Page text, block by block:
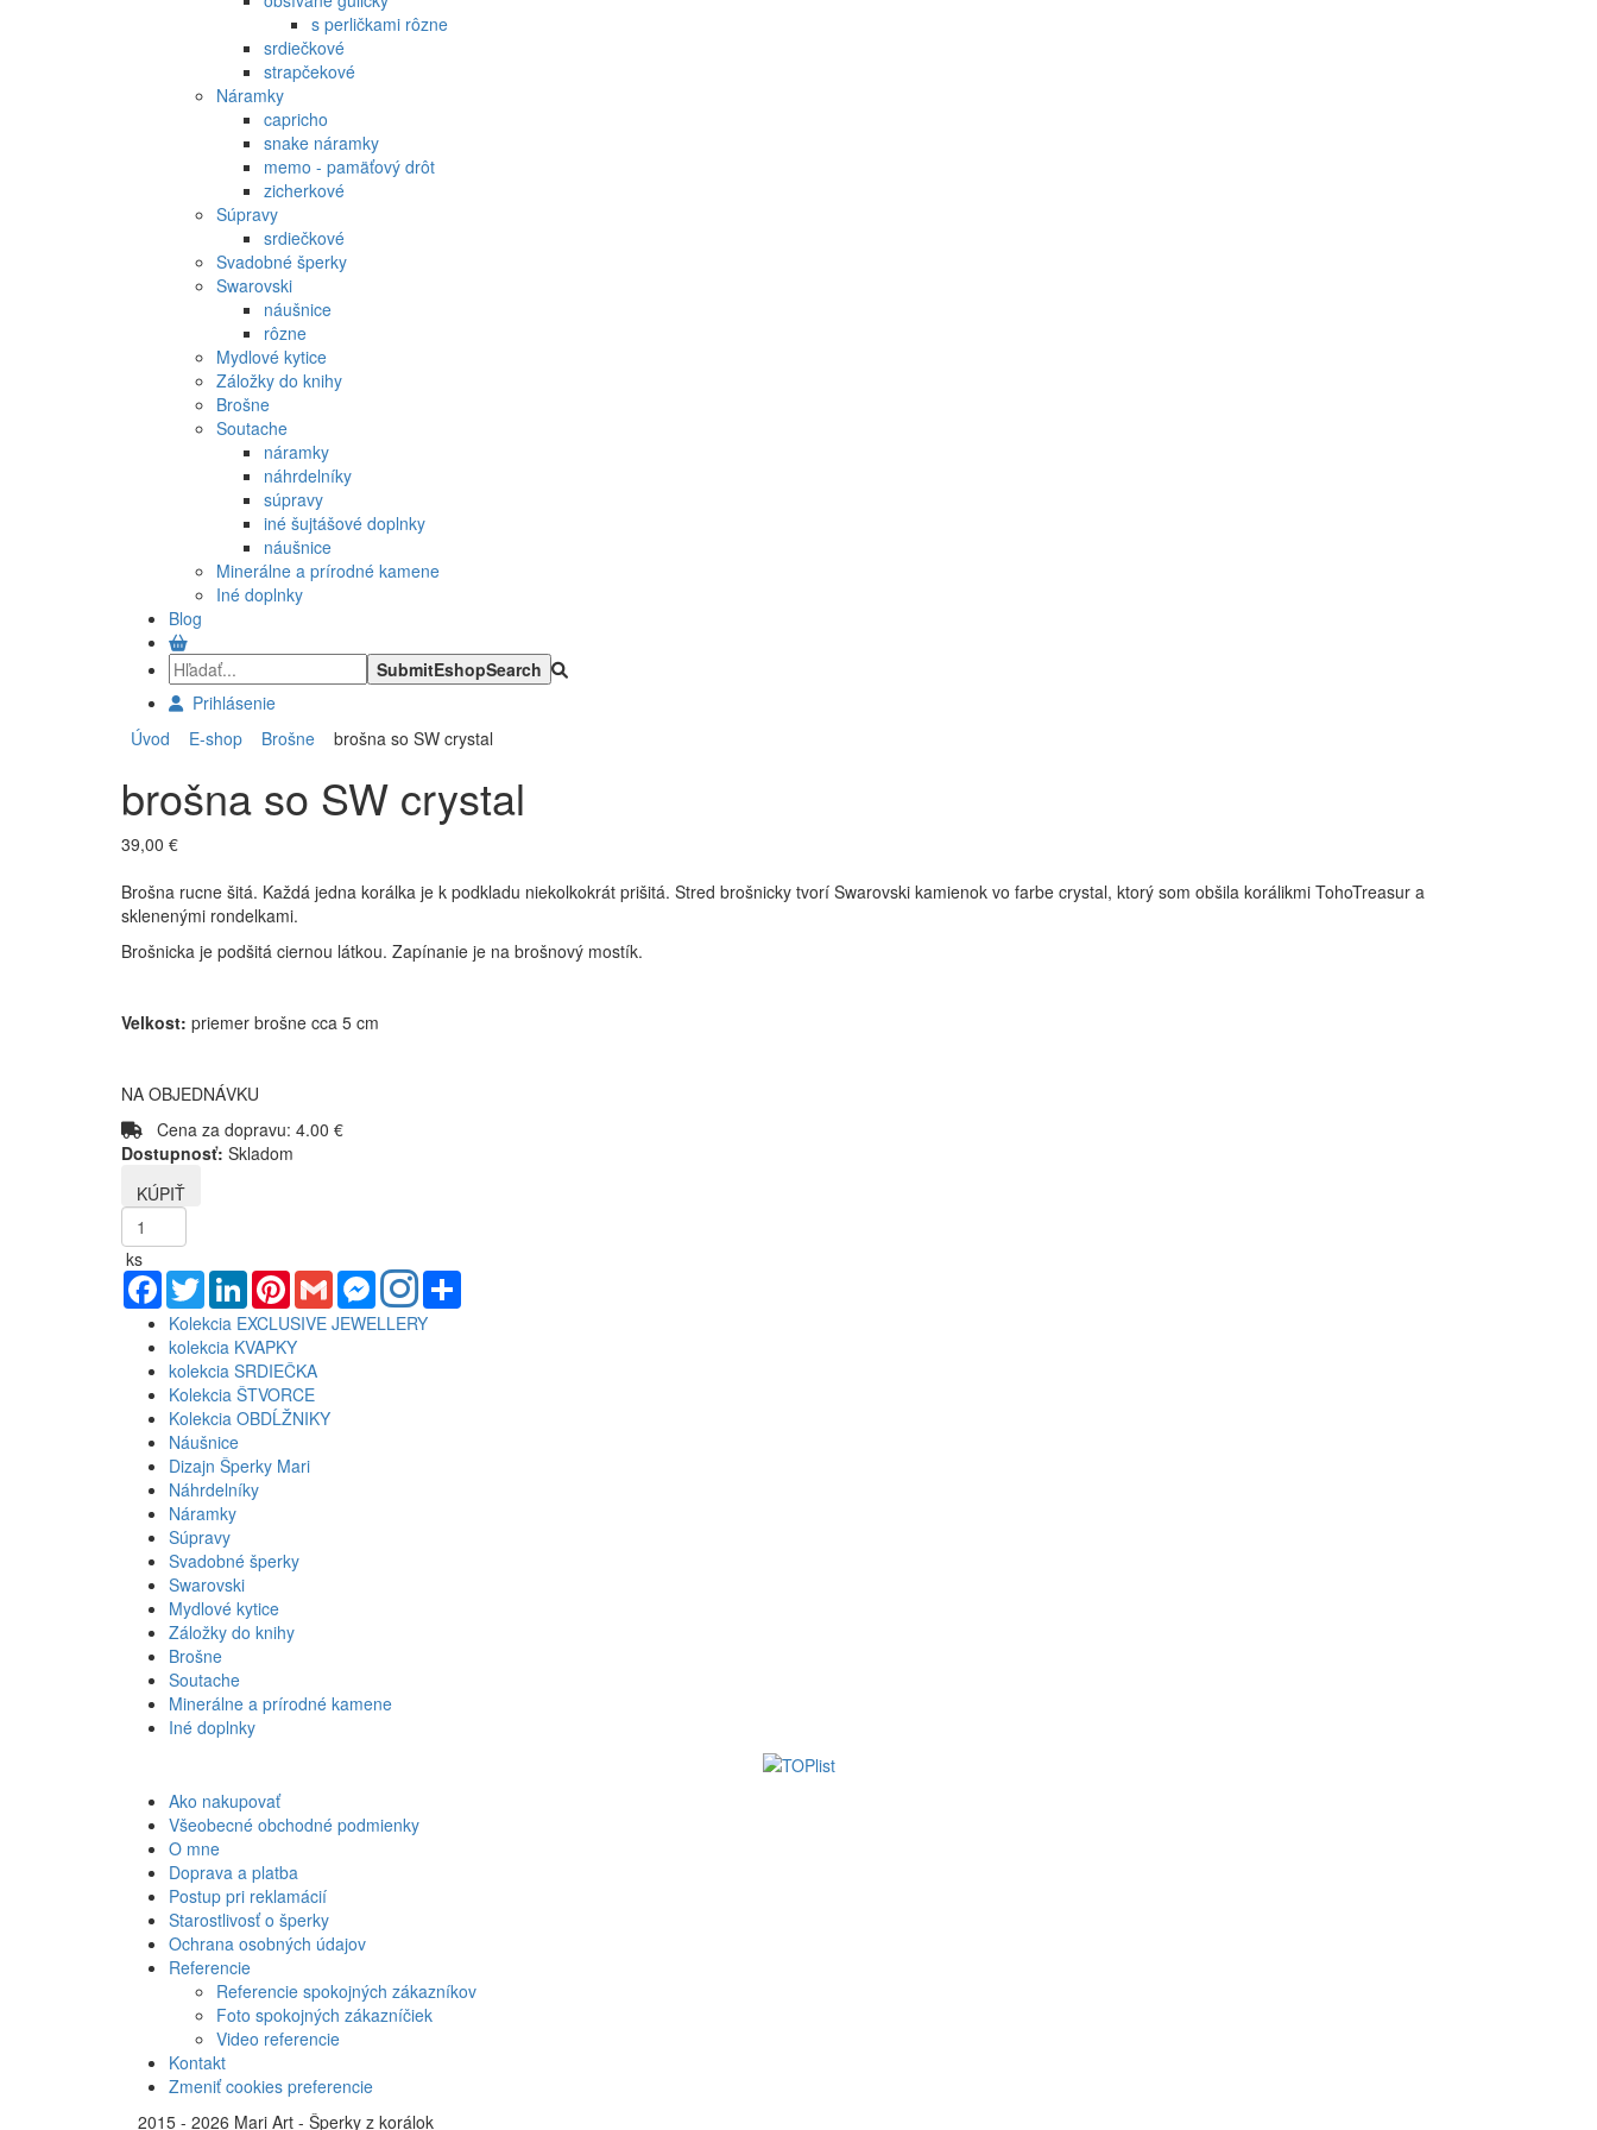
s perličkami rôzne
srdiečkové
strapčekové
Náramky
capricho
snake náramky
memo - pamäťový drôt
zicherkové
Súpravy
srdiečkové
Svadobné šperky
Swarovski
náušnice
rôzne
Mydlové kytice
Záložky do knihy
Brošne
Soutache
náramky
náhrdelníky
súpravy
iné šujtášové doplnky
náušnice
Minerálne a prírodné kamene
Iné doplnky
Blog
Prihlásenie
Úvod
E-shop Brošne brošna so SW crystal
brošna so SW crystal
39,00 €
Brošna rucne šitá. Každá jedna korálka je k podkladu niekolkokrát prišitá. Stred brošnicky tvorí Swarovski kamienok vo farbe crystal, ktorý som obšila korálikmi TohoTreasur a
sklenenými rondelkami.
Brošnicka je podšitá ciernou látkou. Zapínanie je na brošnový mostík.
Velkost: priemer brošne cca 5 cm
NA OBJEDNÁVKU
Cena za dopravu: 4.00 €
Dostupnosť: Skladom
ks
Facebook
TwitterLinkedInPinterestGmail Messenger
Kolekcia EXCLUSIVE JEWELLERY
kolekcia KVAPKY
kolekcia SRDIEČKA
Kolekcia ŠTVORCE
Kolekcia OBDĹŽNIKY
Náušnice
Dizajn Šperky Mari
Náhrdelníky
Náramky
Súpravy
Svadobné šperky
Swarovski
Mydlové kytice
Záložky do knihy
Brošne
Soutache
Minerálne a prírodné kamene
Iné doplnky
Ako nakupovať
Všeobecné obchodné podmienky
O mne
Doprava a platba
Postup pri reklamácií
Starostlivosť o šperky
Ochrana osobných údajov
Referencie
Referencie spokojných zákazníkov
Foto spokojných zákazníčiek
Video referencie
Kontakt
Zmeniť cookies preferencie
2015 - 2026 Mari Art - Šperky z korálok